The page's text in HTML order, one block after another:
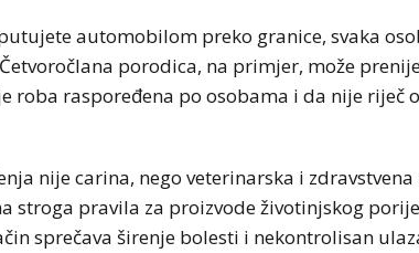
automobilom preko granice, svaka
porodica, na primjer, može
roba raspoređena po osobama i da nije
nije carina, nego veterinarska i
stroga pravila za proizvode životinjskog
sprečava širenje bolesti i nekontrolisan